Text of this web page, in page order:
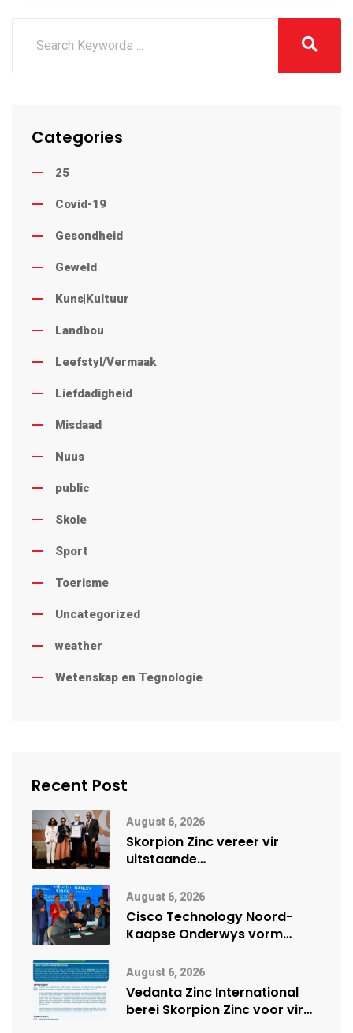
Categories
25
Covid-19
Gesondheid
Geweld
Kuns|Kultuur
Landbou
Leefstyl/Vermaak
Liefdadigheid
Misdaad
Nuus
public
Skole
Sport
Toerisme
Uncategorized
weather
Wetenskap en Tegnologie
Recent Post
August 6, 2026
Skorpion Zinc vereer vir
uitstaande
Namibië Mynbou Ekspo
August 6, 2026
Cisco Technology Noord-
Kaapse Onderwys vorm
vennootskap
August 6, 2026
Vedanta Zinc International
berei Skorpion Zinc voor vir